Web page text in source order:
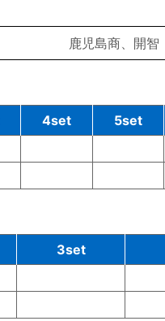
鹿児島商、開智
4set 5set
3set